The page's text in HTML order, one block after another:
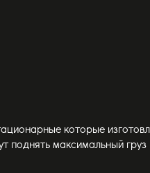
которые
поднять максимальный